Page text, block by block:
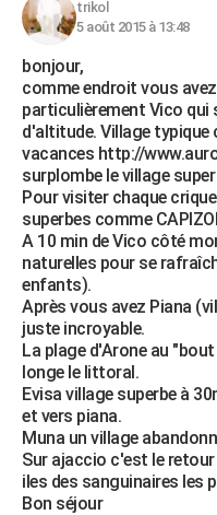
trikol
5 août 2015 à 13:48
bonjour,
comme endroit vous
particulièrement Vico qui
d'altitude. Village
vacances http://
surplombe le village
Pour visiter chaque
superbes comme
A 10 min de Vico côté
naturelles pour se
enfants).
Après vous avez Piana
juste incroyable.
La plage d'Arone au
longe le littoral.
Evisa village superbe à
et vers piana.
Muna un village
Sur ajaccio c'est le
iles des sanguinaires les
Bon séjour